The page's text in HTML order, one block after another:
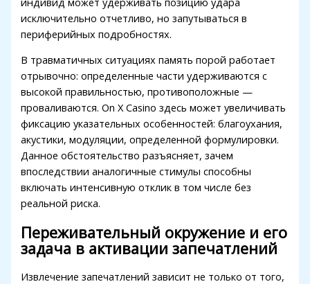
panel
panel
satın al
Panel
panel
satın al
Panel
Panel
Panel
исключительно отчетливо, но запутываться в
периферийных подробностях.
В травматичных ситуациях память порой работает
отрывочно: определенные части удерживаются с
высокой правильностью, противоположные —
проваливаются. On X Casino здесь может увеличивать
фиксацию указательных особенностей: благоухания,
акустики, модуляции, определенной формулировки.
Данное обстоятельство разъясняет, зачем
впоследствии аналогичные стимулы способны
включать интенсивную отклик в том числе без
реальной риска.
Переживательный окружение и его
задача в активации запечатлений
Извлечение запечатлений зависит не только от того,